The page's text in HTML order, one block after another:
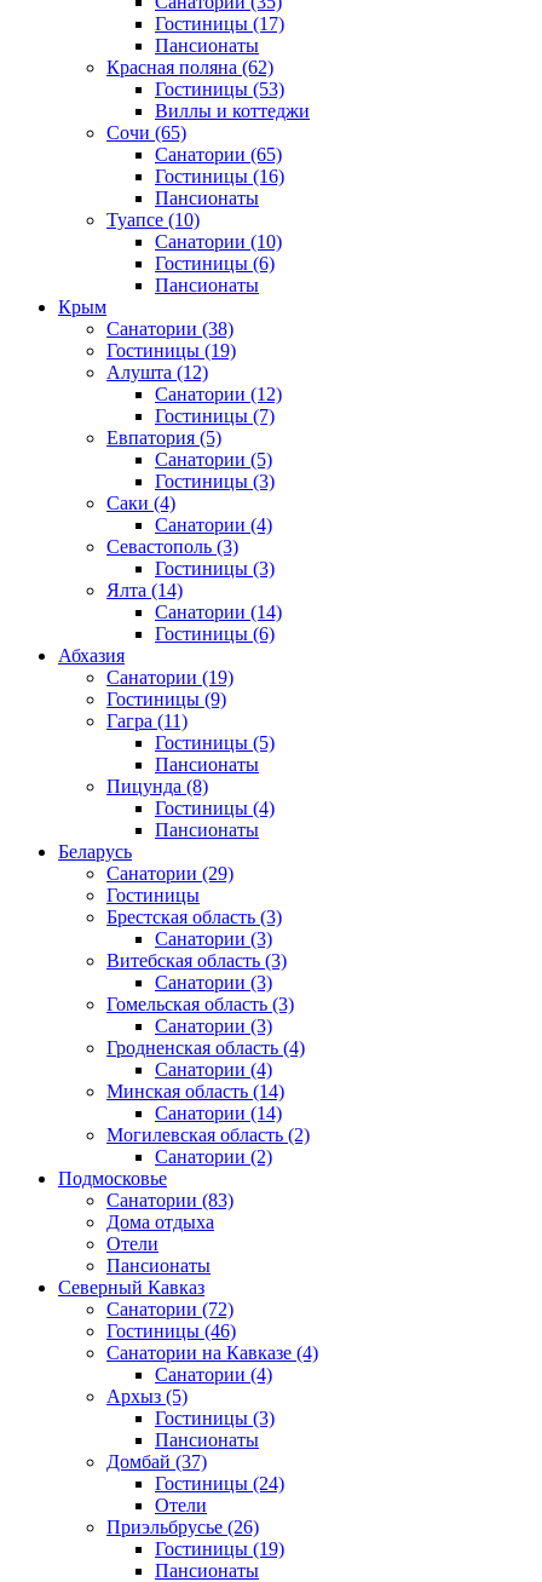
Гостиницы (17)
Пансионаты
Красная поляна (62)
Гостиницы (53)
Виллы и коттеджи
Сочи (65)
Санатории (65)
Гостиницы (16)
Пансионаты
Туапсе (10)
Санатории (10)
Гостиницы (6)
Пансионаты
Крым
Санатории (38)
Гостиницы (19)
Алушта (12)
Санатории (12)
Гостиницы (7)
Евпатория (5)
Санатории (5)
Гостиницы (3)
Саки (4)
Санатории (4)
Севастополь (3)
Гостиницы (3)
Ялта (14)
Санатории (14)
Гостиницы (6)
Абхазия
Санатории (19)
Гостиницы (9)
Гагра (11)
Гостиницы (5)
Пансионаты
Пицунда (8)
Гостиницы (4)
Пансионаты
Беларусь
Санатории (29)
Гостиницы
Брестская область (3)
Санатории (3)
Витебская область (3)
Санатории (3)
Гомельская область (3)
Санатории (3)
Гродненская область (4)
Санатории (4)
Минская область (14)
Санатории (14)
Могилевская область (2)
Санатории (2)
Подмосковье
Санатории (83)
Дома отдыха
Отели
Пансионаты
Северный Кавказ
Санатории (72)
Гостиницы (46)
Санатории на Кавказе (4)
Санатории (4)
Архыз (5)
Гостиницы (3)
Пансионаты
Домбай (37)
Гостиницы (24)
Отели
Приэльбрусье (26)
Гостиницы (19)
Пансионаты